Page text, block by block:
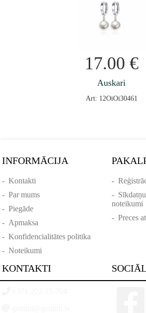
17.00 €
Auskari
Art: 12OiOi30461
INFORMĀCIJA
-Kontakti
-Par mums
-Piegāde
- Apmaksa
-Konfidencialitātes politika
-Noteikumi
-
-
noteikumi
- Preces
KONTAKTI